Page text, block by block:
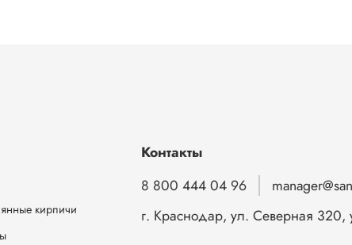
кирпичи
Контакты
8 800 444 04 96
г. Краснодар, ул. Северная 320,